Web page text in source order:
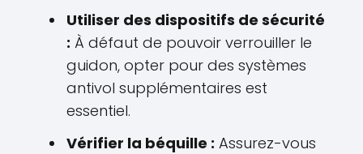
Utiliser des dispositifs de sécurité
: À défaut de pouvoir verrouiller le
guidon, opter pour des systèmes
antivol supplémentaires est
essentiel.
Vérifier la béquille : Assurez-vous